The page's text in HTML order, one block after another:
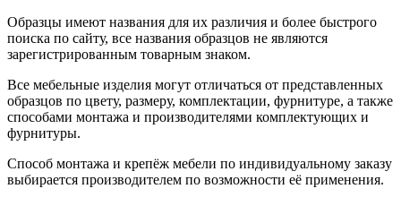
Образцы имеют названия для их различия и более быстрого
поиска по сайту, все названия образцов не являются
зарегистрированным товарным знаком.
Все мебельные изделия могут отличаться от представленных
образцов по цвету, размеру, комплектации, фурнитуре, а также
способами монтажа и производителями комплектующих и
фурнитуры.
Способ монтажа и крепёж мебели по индивидуальному заказу
выбирается производителем по возможности её применения.